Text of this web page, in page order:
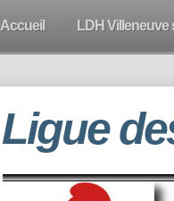
Accueil LDH Villeneuve
Ligue